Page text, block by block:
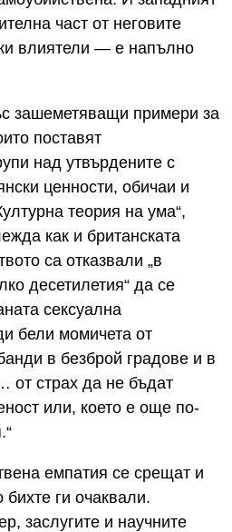
част от неговите
влиятели — е напълно
зашеметяващи примери за
поставят
над утвърдените с
ценности, обичаи и
теория на ума“,
как и британската
са отказвали „в
десетилетия“ да се
сексуална
бели момичета от
в безброй градове и в
страх да не бъдат
или, което е още по-
емпатия се срещат и
ги очаквали.
заслугите и научните